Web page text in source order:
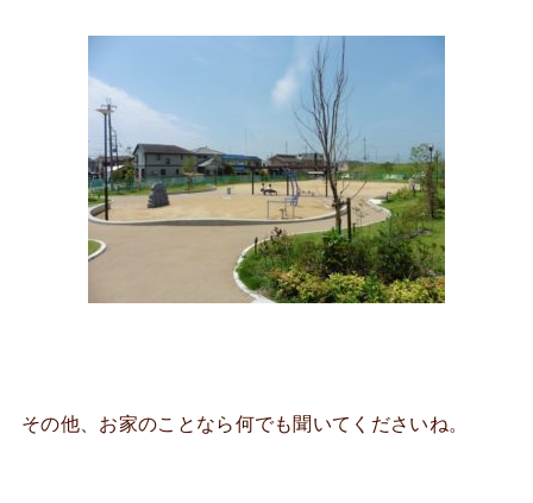
その他、お家のことなら何でも聞いてくださいね。